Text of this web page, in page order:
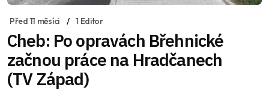
Před 11 měsíci 1 Editor
Cheb: Po opravách Břehnické
začnou práce na Hradčanech
(TV Západ)